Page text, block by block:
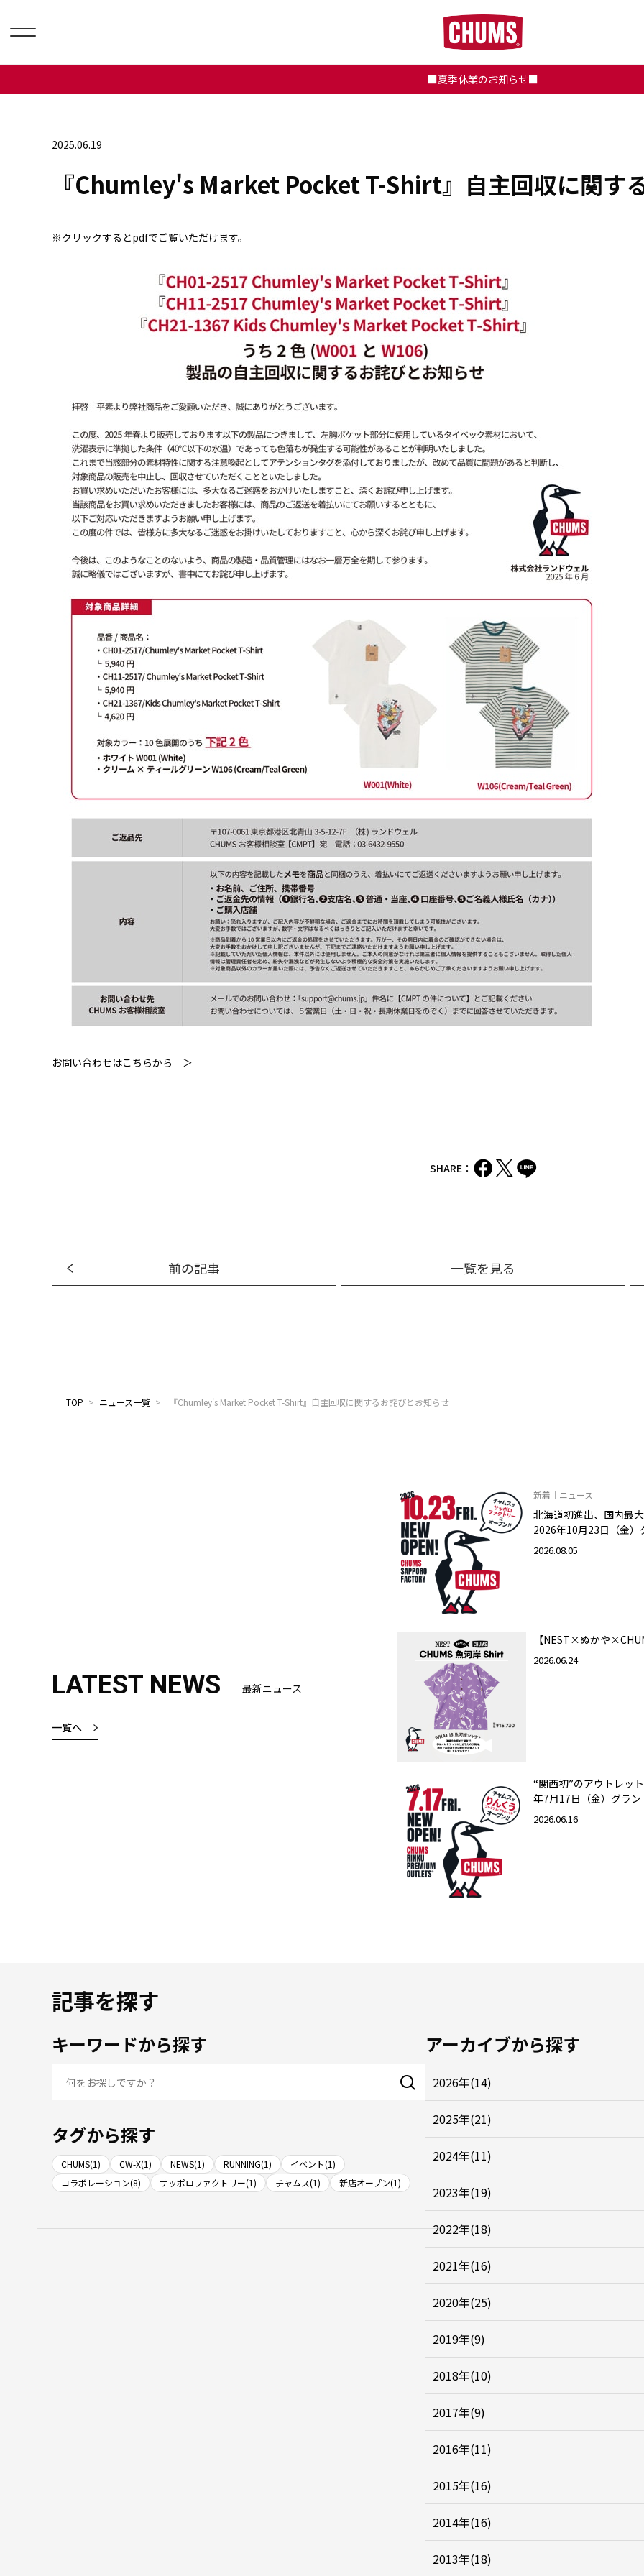
■夏季休業のお知らせ■
2025.06.19
『Chumley's Market Pocket T-Shirt』自主回収に関す
※クリックするとpdfでご覧いただけます。
お問い合わせはこちらから ＞
SHARE：
前の記事 一覧を見る
TOP > ニュース一覧 > 『Chumley's Market Pocket T-Shirt』自主回収に関するお詫びとお知らせ
LATEST NEWS 最新ニュース
一覧へ
新着｜ニュース
北海道初進出、国内最
2026年10月23日（金）
2026.08.05
【NEST×ぬかや
2026.06.24
“関西初”のアウトレッ
年7月17日（金）グラ
2026.06.16
記事を探す
キーワードから探す
タグから探す
CHUMS(1) CW-X(1) NEWS(1) RUNNING(1)
イベント(1)
コラボレーション(8)
サッポロファクトリー(1) チャムス(1) 新店オープン(1)
アーカイブから探す
2026年(14)
2025年(21)
2024年(11)
2023年(19)
2022年(18)
2021年(16)
2020年(25)
2019年(9)
2018年(10)
2017年(9)
2016年(11)
2015年(16)
2014年(16)
2013年(18)